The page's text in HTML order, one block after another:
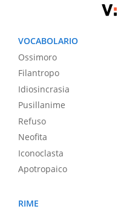
VOCABOLARIO
Ossimoro
Filantropo
Idiosincrasia
Pusillanime
Refuso
Neofita
Iconoclasta
Apotropaico
RIME